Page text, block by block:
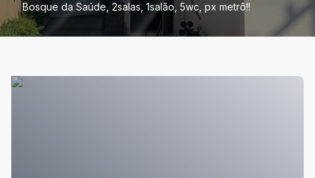
Bosque da Saúde, 2salas, 1salão, 5wc, px metrô!!